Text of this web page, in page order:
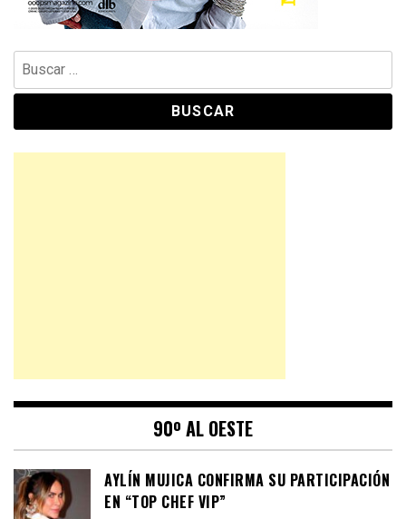
Buscar:
90º AL OESTE
AYLÍN MUJICA CONFIRMA SU PARTICIPACIÓN
EN “TOP CHEF VIP”